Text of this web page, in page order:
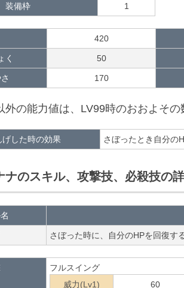
装備枠 1
420
く 50
170
の能力値は、LV99時のおおよその
げした時の効果 さぼったとき自分の
ナのスキル、攻撃技、必殺技の
さぼった時に、自分のHPを回復す
フルスイング
威力(Lv1)
60